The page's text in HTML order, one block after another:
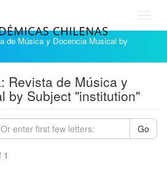
de Música y Docencia Musical by
Revista de Música y
by Subject "institution"
Go
1